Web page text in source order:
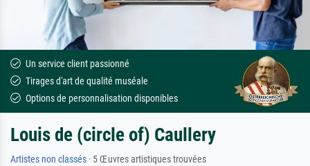
Un service client passionné
Tirages d'art de qualité muséale
Options de personnalisation disponibles
Louis de (circle of) Caullery
Artistes non classés · 5 Œuvres artistiques trouvées